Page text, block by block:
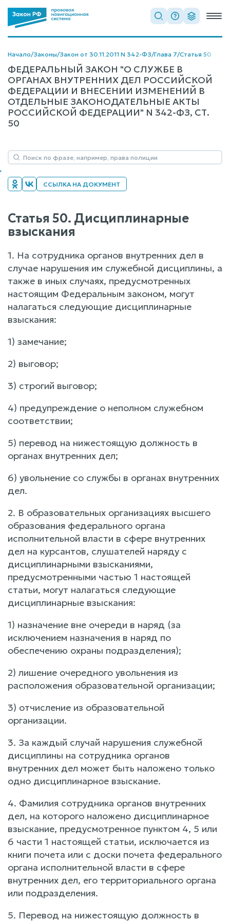
Начало/Законы/Закон от 30.11.2011 N 342-ФЗ/Глава 7/Статья 50
ФЕДЕРАЛЬНЫЙ ЗАКОН "О СЛУЖБЕ В
ОРГАНАХ ВНУТРЕННИХ ДЕЛ РОССИЙСКОЙ
ФЕДЕРАЦИИ И ВНЕСЕНИИ ИЗМЕНЕНИЙ В
ОТДЕЛЬНЫЕ ЗАКОНОДАТЕЛЬНЫЕ АКТЫ
РОССИЙСКОЙ ФЕДЕРАЦИИ" N 342-ФЗ, СТ.
50
ССЫЛКА НА ДОКУМЕНТ
Статья 50. Дисциплинарные
взыскания
1. На сотрудника органов внутренних дел в
случае нарушения им служебной дисциплины, а
также в иных случаях, предусмотренных
настоящим Федеральным законом, могут
налагаться следующие дисциплинарные
взыскания:
1) замечание;
2) выговор;
3) строгий выговор;
4) предупреждение о неполном служебном
соответствии;
5) перевод на нижестоящую должность в
органах внутренних дел;
6) увольнение со службы в органах внутренних
дел.
2. В образовательных организациях высшего
образования федерального органа
исполнительной власти в сфере внутренних
дел на курсантов, слушателей наряду с
дисциплинарными взысканиями,
предусмотренными частью 1 настоящей
статьи, могут налагаться следующие
дисциплинарные взыскания:
1) назначение вне очереди в наряд (за
исключением назначения в наряд по
обеспечению охраны подразделения);
2) лишение очередного увольнения из
расположения образовательной организации;
3) отчисление из образовательной
организации.
3. За каждый случай нарушения служебной
дисциплины на сотрудника органов
внутренних дел может быть наложено только
одно дисциплинарное взыскание.
4. Фамилия сотрудника органов внутренних
дел, на которого наложено дисциплинарное
взыскание, предусмотренное пунктом 4, 5 или
6 части 1 настоящей статьи, исключается из
книги почета или с доски почета федерального
органа исполнительной власти в сфере
внутренних дел, его территориального органа
или подразделения.
5. Перевод на нижестоящую должность в